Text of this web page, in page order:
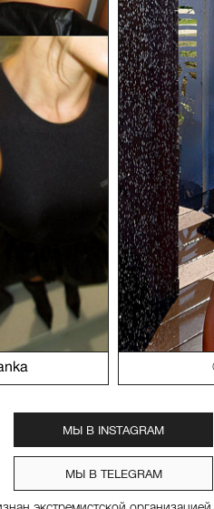
МЫ В INSTAGRAM
МЫ В TELEGRAM